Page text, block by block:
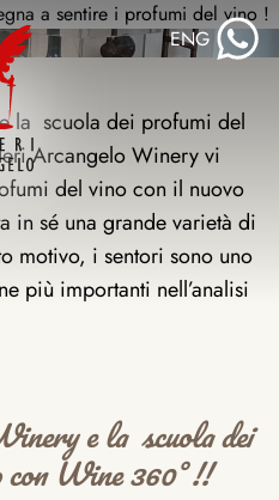
ENG
a sentire i profumi del vino !
la scuola dei profumi del
Arcangelo Winery vi
del vino con il nuovo
in sé una grande varietà di
motivo, i sentori sono uno
più importanti nell’analisi
e la scuola dei
Wine 360° !!